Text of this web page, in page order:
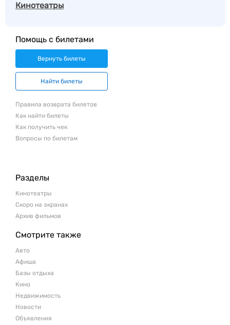
Кинотеатры
Помощь с билетами
Вернуть билеты
Найти билеты
Правила возврата билетов
Как найти билеты
Как получить чек
Вопросы по билетам
Разделы
Кинотеатры
Скоро на экранах
Архив фильмов
Смотрите также
Авто
Афиша
Базы отдыха
Кино
Недвижимость
Новости
Объявления